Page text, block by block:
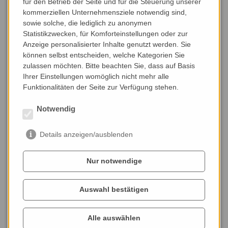
Freitag, 11:00 - 14:00 | 16:00 - 21:30 Uhr
Samstag, 11:00 - 21:30 Uhr
Sonntag, 11:00 - 20:00 Uhr
Feiertage 11:00 Uhr - 20:00 Uhr
Unsere Küche nimmt Bestellungen jeweils
bis 30 Minuten vor Schliessung entgegen.
unterreservierung
regulären Öffnungszeiten.
Pächter Gasthof Weber : Vinh Pham
kommerziellen Unternehmensziele notwendig sind,
sowie solche, die lediglich zu anonymen
Statistikzwecken, für Komforteinstellungen oder zur
Anzeige personalisierter Inhalte genutzt werden. Sie
können selbst entscheiden, welche Kategorien Sie
zulassen möchten. Bitte beachten Sie, dass auf Basis
Ihrer Einstellungen womöglich nicht mehr alle
Funktionalitäten der Seite zur Verfügung stehen.
Notwendig
Details anzeigen/ausblenden
Nur notwendige
Auswahl bestätigen
Alle auswählen